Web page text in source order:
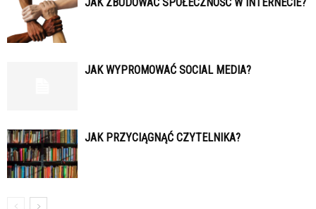
JAK WYPROMOWAĆ SOCIAL MEDIA?
JAK PRZYCIĄGNĄĆ CZYTELNIKA?